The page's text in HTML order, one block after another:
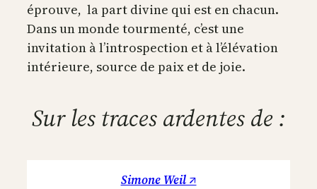
éprouve, la part divine qui est en chacun.
Dans un monde tourmenté, c’est une
invitation à l’introspection et à l’élévation
intérieure, source de paix et de joie.
Sur les traces ardentes de :
Simone Weil ↗